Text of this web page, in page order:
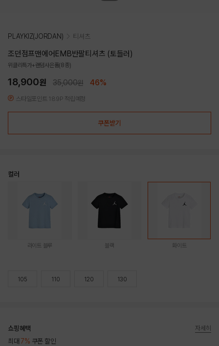
PLAYKIZ(JORDAN) 티셔츠
조던점프맨에어EMB반팔티셔츠 (토들러)
위클리특가+랜덤사은품(8종)
18,900원 35,000원 46%
스타일포인트 189P 적립예정
쿠폰받기
컬러
라이트 블루 블랙 화이트
105 110 120 130
쇼핑혜택
최대 7% 쿠폰 할인
자세히